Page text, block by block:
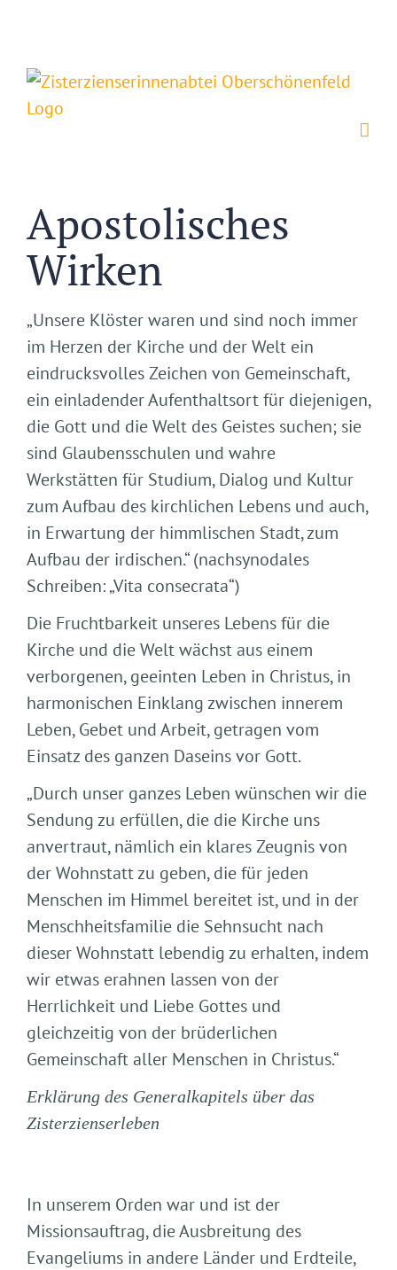
Apostolisches
Wirken
„Unsere Klöster waren und sind noch immer
im Herzen der Kirche und der Welt ein
eindrucksvolles Zeichen von Gemeinschaft,
ein einladender Aufenthaltsort für diejenigen,
die Gott und die Welt des Geistes suchen; sie
sind Glaubensschulen und wahre
Werkstätten für Studium, Dialog und Kultur
zum Aufbau des kirchlichen Lebens und auch,
in Erwartung der himmlischen Stadt, zum
Aufbau der irdischen.“ (nachsynodales
Schreiben: „Vita consecrata“)
Die Fruchtbarkeit unseres Lebens für die
Kirche und die Welt wächst aus einem
verborgenen, geeinten Leben in Christus, in
harmonischen Einklang zwischen innerem
Leben, Gebet und Arbeit, getragen vom
Einsatz des ganzen Daseins vor Gott.
„Durch unser ganzes Leben wünschen wir die
Sendung zu erfüllen, die die Kirche uns
anvertraut, nämlich ein klares Zeugnis von
der Wohnstatt zu geben, die für jeden
Menschen im Himmel bereitet ist, und in der
Menschheitsfamilie die Sehnsucht nach
dieser Wohnstatt lebendig zu erhalten, indem
wir etwas erahnen lassen von der
Herrlichkeit und Liebe Gottes und
gleichzeitig von der brüderlichen
Gemeinschaft aller Menschen in Christus.“
Erklärung des Generalkapitels über das
Zisterzienserleben
In unserem Orden war und ist der
Missionsauftrag, die Ausbreitung des
Evangeliums in andere Länder und Erdteile,